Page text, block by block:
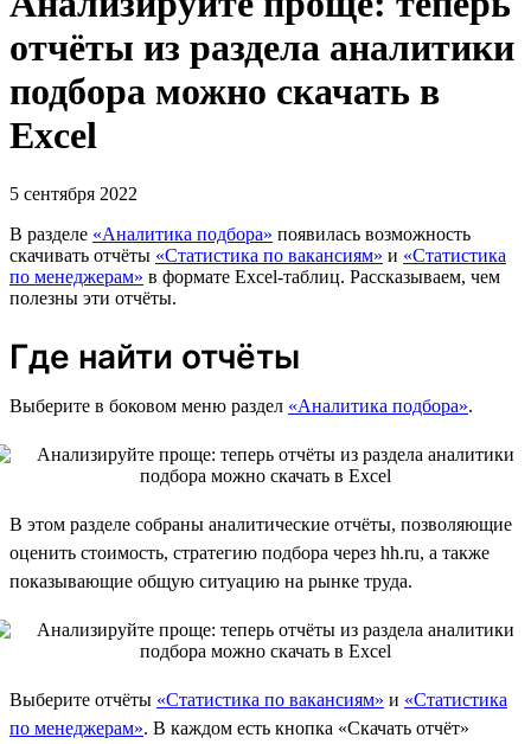
отчёты из раздела аналитики
подбора можно скачать в
Excel
5 сентября 2022
В разделе «Аналитика подбора» появилась возможность
скачивать отчёты «Статистика по вакансиям» и «Статистика
по менеджерам» в формате Excel-таблиц. Рассказываем, чем
полезны эти отчёты.
Где найти отчёты
Выберите в боковом меню раздел «Аналитика подбора».
В этом разделе собраны аналитические отчёты, позволяющие
оценить стоимость, стратегию подбора через hh.ru, а также
показывающие общую ситуацию на рынке труда.
Выберите отчёты «Статистика по вакансиям» и «Статистика
по менеджерам». В каждом есть кнопка «Скачать отчёт»